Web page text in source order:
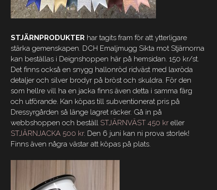
STJÄRNPRODUKTER har tagits fram för att ytterligare
stärka gemenskapen. DCH Emaljmugg Sikta mot Stjärnorna
kan beställas i Deignshoppen här på hemsidan. 150 kr/st.
Det finns också en snygg hallonröd ridväst med laxröda
detaljer och silver brodyr på bröst och skuldra. För den
som hellre vill ha en jacka finns även detta i samma färg
och utförande. Kan köpas till subventionerat pris på
Dressyrgården så länge lagret räcker. Gå in på
webbshoppen och beställ STJÄRNVÄST 450 kr eller
STJÄRNJACKA 500 kr. Den 6 juni kan ni prova storlek!
Finns även några västar att köpas på plats.